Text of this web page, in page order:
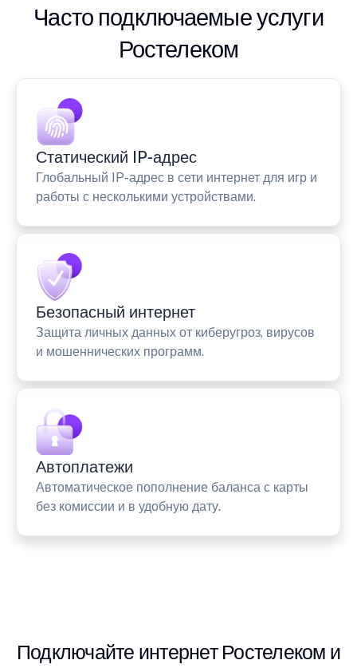
Часто подключаемые услуги
Ростелеком
Статический IP-адрес
Глобальный IP-адрес в сети интернет для игр и
работы с несколькими устройствами.
Безопасный интернет
Защита личных данных от киберугроз, вирусов
и мошеннических программ.
Автоплатежи
Автоматическое пополнение баланса с карты
без комиссии и в удобную дату.
Подключайте интернет Ростелеком и